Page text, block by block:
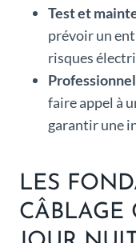
Test et
prévoir un
risques
faire appel à
garantir une
LES
CÂBLAGE